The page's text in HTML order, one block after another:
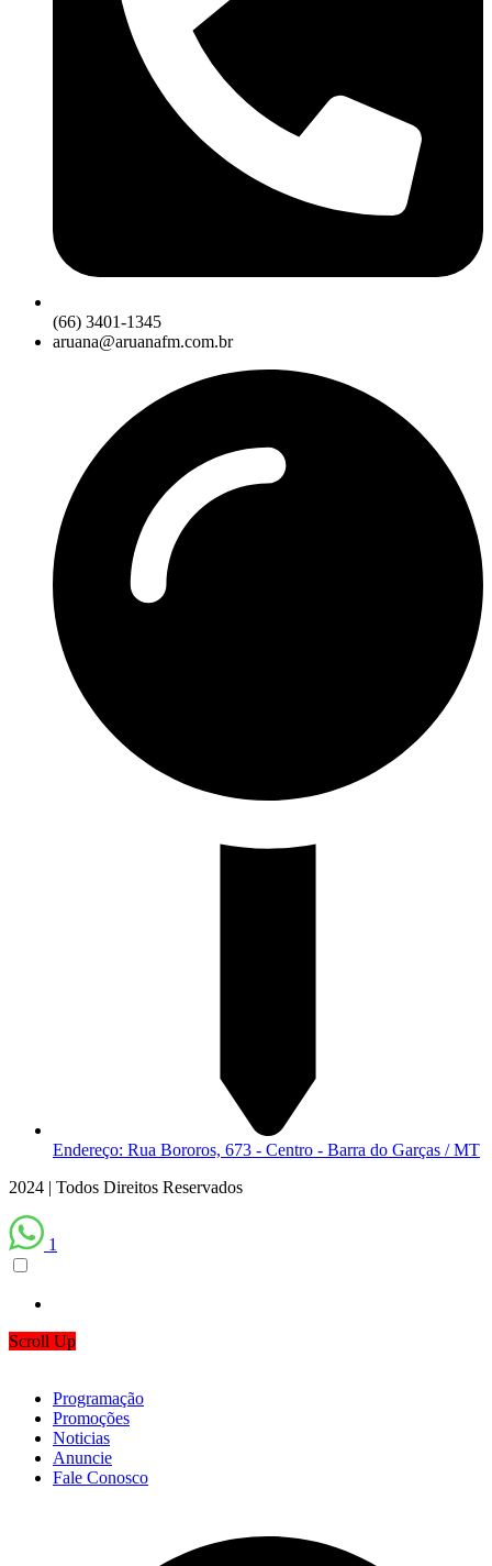
(66) 3401-1345
aruana@aruanafm.com.br
Endereço: Rua Bororos, 673 - Centro - Barra do Garças / MT
2024 | Todos Direitos Reservados
1
Scroll Up
Programação
Promoções
Noticias
Anuncie
Fale Conosco